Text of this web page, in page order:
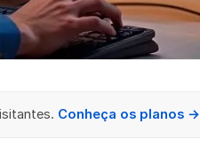
Conheça os planos →